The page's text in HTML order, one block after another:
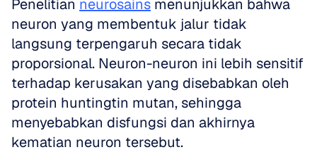
Penelitian neurosains menunjukkan bahwa
neuron yang membentuk jalur tidak
langsung terpengaruh secara tidak
proporsional. Neuron-neuron ini lebih sensitif
terhadap kerusakan yang disebabkan oleh
protein huntingtin mutan, sehingga
menyebabkan disfungsi dan akhirnya
kematian neuron tersebut.